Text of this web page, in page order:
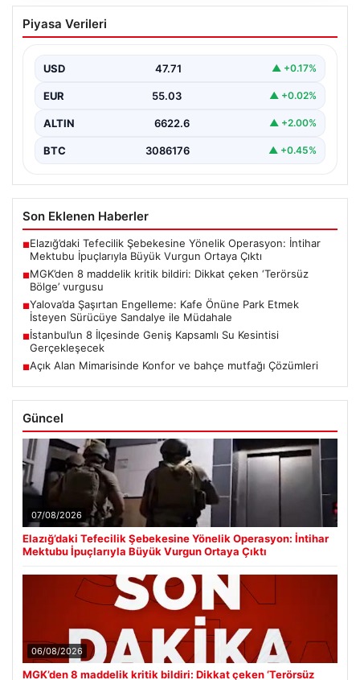
MGK’den 8 maddelik kritik bildiri: Dikkat
çeken ‘Terörsüz Bölge’ vurgusu
Piyasa Verileri
USD 47.71 ▲ +0.17%
EUR 55.03 ▲ +0.02%
ALTIN 6622.6 ▲ +2.00%
BTC 3086176 ▲ +0.45%
Son Eklenen Haberler
■Elazığ’daki Tefecilik Şebekesine Yönelik Operasyon: İntihar
Mektubu İpuçlarıyla Büyük Vurgun Ortaya Çıktı
■MGK’den 8 maddelik kritik bildiri: Dikkat çeken ‘Terörsüz
Bölge’ vurgusu
■Yalova’da Şaşırtan Engelleme: Kafe Önüne Park Etmek
İsteyen Sürücüye Sandalye ile Müdahale
■İstanbul’un 8 İlçesinde Geniş Kapsamlı Su Kesintisi
Gerçekleşecek
■Açık Alan Mimarisinde Konfor ve bahçe mutfağı Çözümleri
Güncel
07/08/2026
Elazığ’daki Tefecilik Şebekesine Yönelik Operasyon: İntihar
Mektubu İpuçlarıyla Büyük Vurgun Ortaya Çıktı
06/08/2026
MGK’den 8 maddelik kritik bildiri: Dikkat çeken ‘Terörsüz